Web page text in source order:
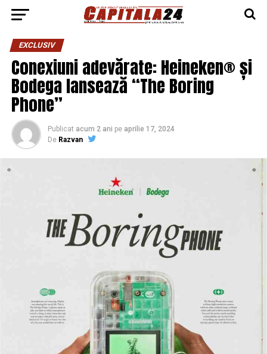
EXCLUSIV
Conexiuni adevărate: Heineken® și
Bodega lansează “The Boring
Phone”
Publicat acum 2 ani pe aprilie 17, 2024
De Razvan